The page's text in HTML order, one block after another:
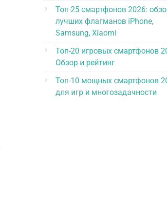
Топ-25 смартфонов 2026:
лучших флагманов iPhone,
Samsung, Xiaomi
Топ-20 игровых смартфонов
Обзор и рейтинг
Топ-10 мощных смартфонов
для игр и многозадачности